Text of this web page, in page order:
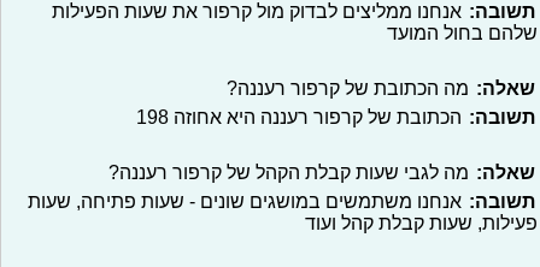
תשובה: אנחנו ממליצים לבדוק מול קרפור את שעות הפעילות
שלהם בחול המועד
שאלה: מה הכתובת של קרפור רעננה?
תשובה: הכתובת של קרפור רעננה היא אחוזה 198
שאלה: מה לגבי שעות קבלת הקהל של קרפור רעננה?
תשובה: אנחנו משתמשים במושגים שונים - שעות פתיחה, שעות
פעילות, שעות קבלת קהל ועוד